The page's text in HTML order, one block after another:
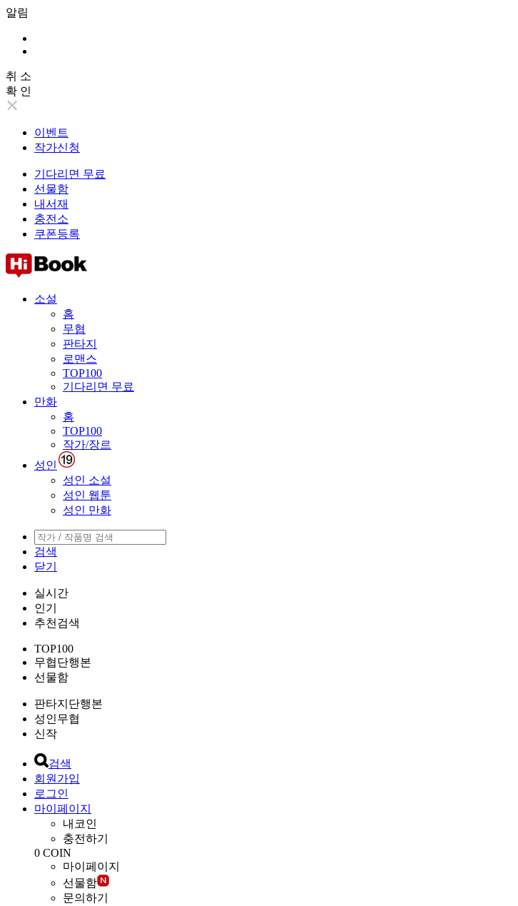
알림
취 소
확 인
이벤트
작가신청
기다리면 무료
선물함
내서재
충전소
쿠폰등록
소설
홈
무협
판타지
로맨스
TOP100
기다리면 무료
만화
홈
TOP100
작가/장르
성인
성인 소설
성인 웹툰
성인 만화
검색
닫기
실시간
인기
추천검색
TOP100
무협단행본
선물함
판타지단행본
성인무협
신작
검색
회원가입
로그인
마이페이지
내코인
충전하기
0 COIN
마이페이지
선물함
문의하기